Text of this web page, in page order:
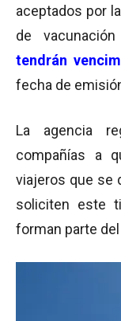
aceptados por
de vacunación
tendrán
fecha de
La agencia
compañías a
viajeros que se
soliciten este
forman parte